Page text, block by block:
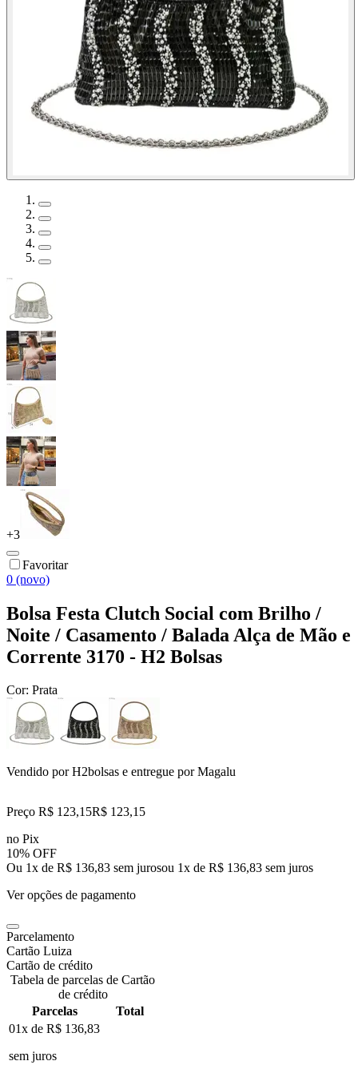
+3
Favoritar
0 (novo)
Bolsa Festa Clutch Social com Brilho /
Noite / Casamento / Balada Alça de Mão e
Corrente 3170 - H2 Bolsas
Cor: Prata
Vendido porH2bolsas e entregue por Magalu
Preço R$ 123,15R$ 123,15
no Pix
10% OFF
Ou 1x de R$ 136,83 sem jurosou 1x de R$ 136,83 sem juros
Ver opções de pagamento
Parcelamento
Cartão Luiza
Cartão de crédito
Tabela de parcelas de Cartão
de crédito
Parcelas
Total
01x de R$ 136,83
sem juros